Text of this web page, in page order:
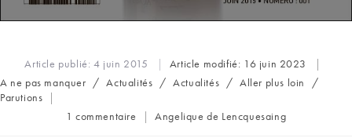
Article publié:4 juin 2015 Article modifié: 16 juin 2023
Post
category:
A ne pas manquer / Actualités / Actualités / Aller plus loin
/
Parutions
Commentaires
1 commentaire
Auteur/autrice
Angelique de Lencquesaing